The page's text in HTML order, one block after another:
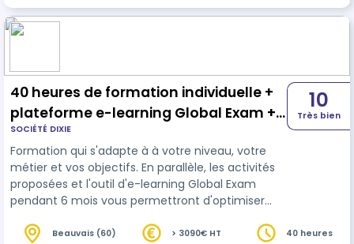
évaluer la progression qui…
40 heures de formation individuelle +
plateforme e-learning Global Exam +
Passage test FLEX
SOCIÉTÉ DIXIE
Formation qui s'adapte à à votre niveau, votre
métier et vos objectifs. En parallèle, les activités
proposées et l'outil d'e-learning Global Exam
pendant 6 mois vous permettront d'optimiser
10
Très bien
Beauvais (60) > 3090€ HT 40 heures